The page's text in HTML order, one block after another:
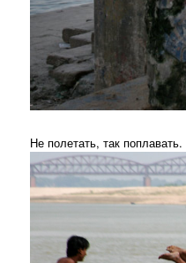
Не полетать, так поплавать.